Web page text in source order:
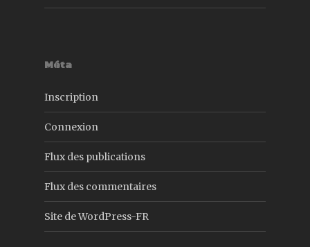
Méta
Inscription
Connexion
Flux des publications
Flux des commentaires
Site de WordPress-FR